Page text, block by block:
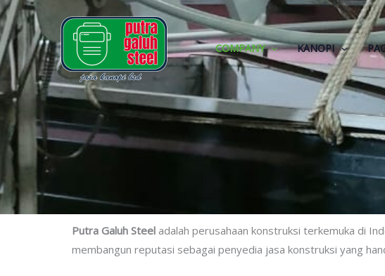
Skip
to
content
COMPANY KANOPI
Putra Galuh Steel adalah perusahaan konstruksi terkemuka di
membangun reputasi sebagai penyedia jasa konstruksi yang